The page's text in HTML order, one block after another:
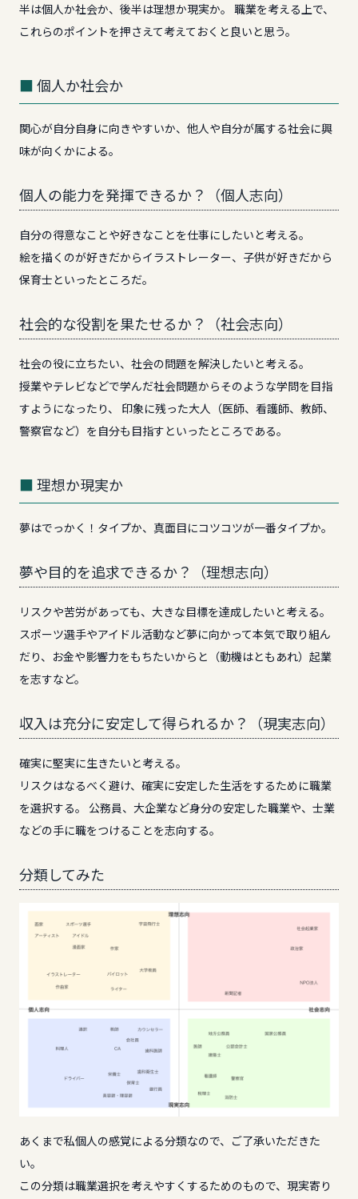
半は個人か社会か、後半は理想か現実か。 職業を考える上で、
これらのポイントを押さえて考えておくと良いと思う。
個人か社会か
関心が自分自身に向きやすいか、他人や自分が属する社会に興
味が向くかによる。
個人の能力を発揮できるか？（個人志向）
自分の得意なことや好きなことを仕事にしたいと考える。
絵を描くのが好きだからイラストレーター、子供が好きだから
保育士といったところだ。
社会的な役割を果たせるか？（社会志向）
社会の役に立ちたい、社会の問題を解決したいと考える。
授業やテレビなどで学んだ社会問題からそのような学問を目指
すようになったり、 印象に残った大人（医師、看護師、教師、
警察官など）を自分も目指すといったところである。
理想か現実か
夢はでっかく！タイプか、真面目にコツコツが一番タイプか。
夢や目的を追求できるか？（理想志向）
リスクや苦労があっても、大きな目標を達成したいと考える。
スポーツ選手やアイドル活動など夢に向かって本気で取り組ん
だり、お金や影響力をもちたいからと（動機はともあれ）起業
を志すなど。
収入は充分に安定して得られるか？（現実志向）
確実に堅実に生きたいと考える。
リスクはなるべく避け、確実に安定した生活をするために職業
を選択する。 公務員、大企業など身分の安定した職業や、士業
などの手に職をつけることを志向する。
分類してみた
あくまで私個人の感覚による分類なので、ご了承いただきた
い。
この分類は職業選択を考えやすくするためのもので、現実寄り